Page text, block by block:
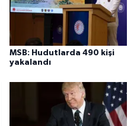
MSB: Hudutlarda 490 kişi
yakalandı